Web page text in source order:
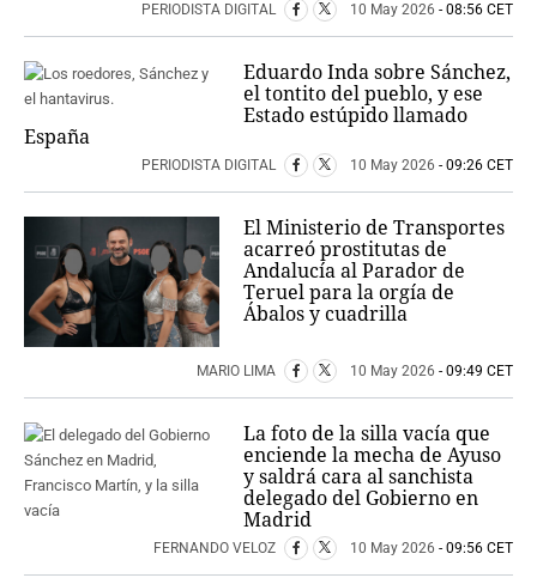
PERIODISTA DIGITAL 10 May 2026 - 08:56 CET
Eduardo Inda sobre Sánchez,
el tontito del pueblo, y ese
Estado estúpido llamado
España
PERIODISTA DIGITAL 10 May 2026 - 09:26 CET
El Ministerio de Transportes
acarreó prostitutas de
Andalucía al Parador de
Teruel para la orgía de
Ábalos y cuadrilla
MARIO LIMA 10 May 2026 - 09:49 CET
La foto de la silla vacía que
enciende la mecha de Ayuso
y saldrá cara al sanchista
delegado del Gobierno en
Madrid
FERNANDO VELOZ 10 May 2026 - 09:56 CET